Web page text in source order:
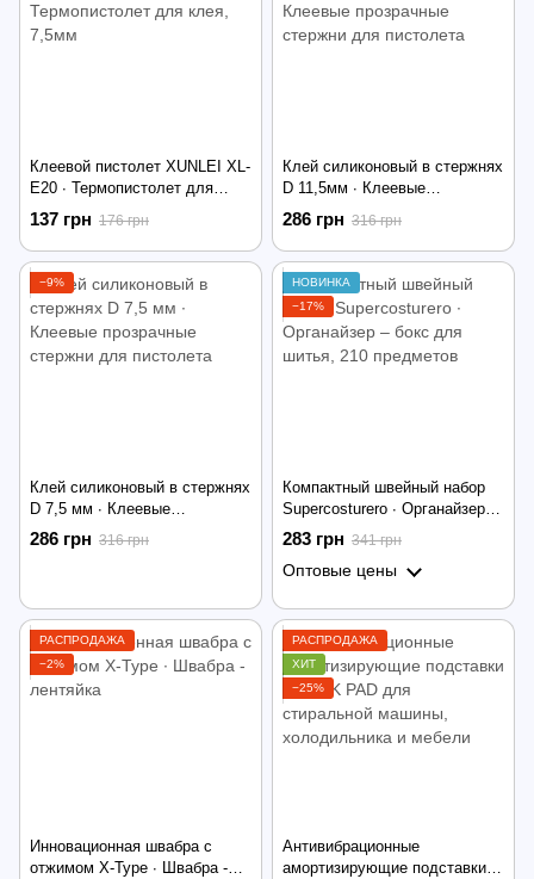
Клеевой пистолет XUNLEI XL-
E20 ∙ Термопистолет для
клея, 7,5мм
137 грн 176 грн
Клей силиконовый в стержнях
D 11,5мм ∙ Клеевые
прозрачные стержни для
пистолета
286 грн 316 грн
−9%
Клей силиконовый в стержнях
D 7,5 мм ∙ Клеевые
прозрачные стержни для
пистолета
286 грн 316 грн
НОВИНКА
−17%
Компактный швейный набор
Supercosturero ∙ Органайзер –
бокс для шитья, 210
предметов
283 грн 341 грн
Оптовые цены
РАСПРОДАЖА
−2%
Инновационная швабра с
отжимом X-Type ∙ Швабра -
РАСПРОДАЖА
ХИТ
−25%
Антивибрационные
амортизирующие подставки